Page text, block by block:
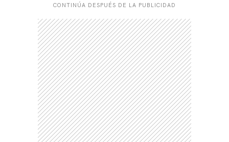
CONTINÚA DESPUÉS DE LA PUBLICIDAD